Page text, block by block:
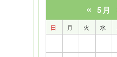
« 5月
日 月 火 水